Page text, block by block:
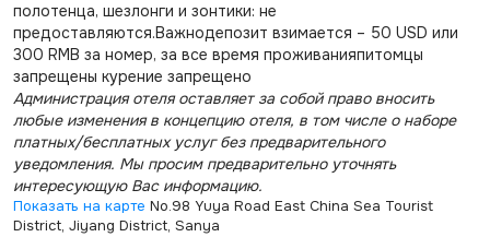
полотенца, шезлонги и зонтики: не
предоставляются.Важнодепозит взимается – 50 USD или
300 RMB за номер, за все время проживанияпитомцы
запрещены курение запрещено
Администрация отеля оставляет за собой право вносить
любые изменения в концепцию отеля, в том числе о наборе
платных/бесплатных услуг без предварительного
уведомления. Мы просим предварительно уточнять
интересующую Вас информацию.
Показать на карте No.98 Yuya Road East China Sea Tourist
District, Jiyang District, Sanya